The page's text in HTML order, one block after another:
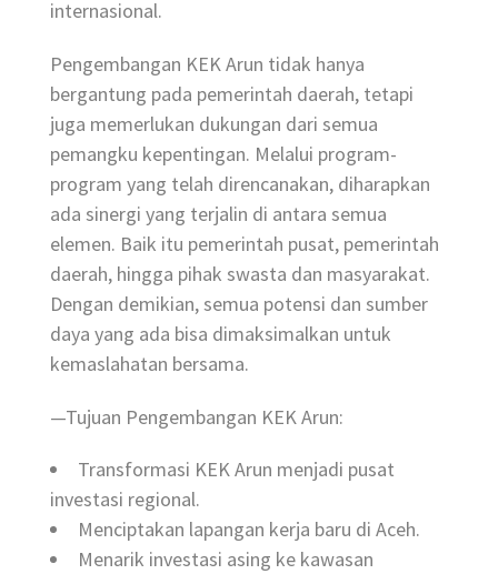
internasional.
Pengembangan KEK Arun tidak hanya
bergantung pada pemerintah daerah, tetapi
juga memerlukan dukungan dari semua
pemangku kepentingan. Melalui program-
program yang telah direncanakan, diharapkan
ada sinergi yang terjalin di antara semua
elemen. Baik itu pemerintah pusat, pemerintah
daerah, hingga pihak swasta dan masyarakat.
Dengan demikian, semua potensi dan sumber
daya yang ada bisa dimaksimalkan untuk
kemaslahatan bersama.
—Tujuan Pengembangan KEK Arun:
Transformasi KEK Arun menjadi pusat
investasi regional.
Menciptakan lapangan kerja baru di Aceh.
Menarik investasi asing ke kawasan